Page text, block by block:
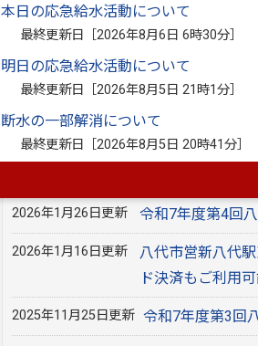
本日の応急給水活動について
最終更新日［2026年8月6日 6時30分
明日の応急給水活動について
最終更新日［2026年8月5日 21時1分
断水の一部解消について
最終更新日［2026年8月5日 20時41分
2026年4月14日更新 『JR肥薩線サポ
2026年3月31日更新 「第２次八代市
2026年2月18日更新 第7回八代市公共
2026年2月5日更新
【パブリックコ
2026年1月26日更新 令和7年度第4回
2026年1月16日更新
八代市営新八代
ド決済もご利用可
2025年11月25日更新 令和7年度第3回